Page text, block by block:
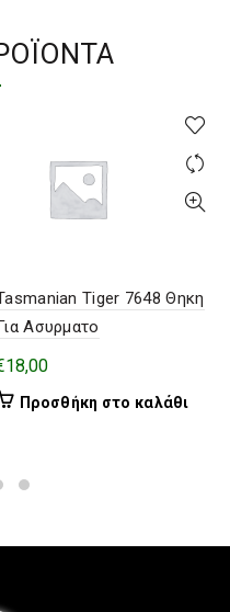
Tiger 7648 Θηκη
Ασυρματο
18,00
Προσθήκη στο καλάθι